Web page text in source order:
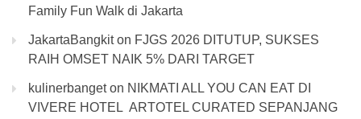
Family Fun Walk di Jakarta
JakartaBangkiton FJGS 2026 DITUTUP, SUKSES
RAIH OMSET NAIK 5% DARI TARGET
kulinerbangeton NIKMATI ALL YOU CAN EAT DI
VIVERE HOTEL ARTOTEL CURATED SEPANJANG